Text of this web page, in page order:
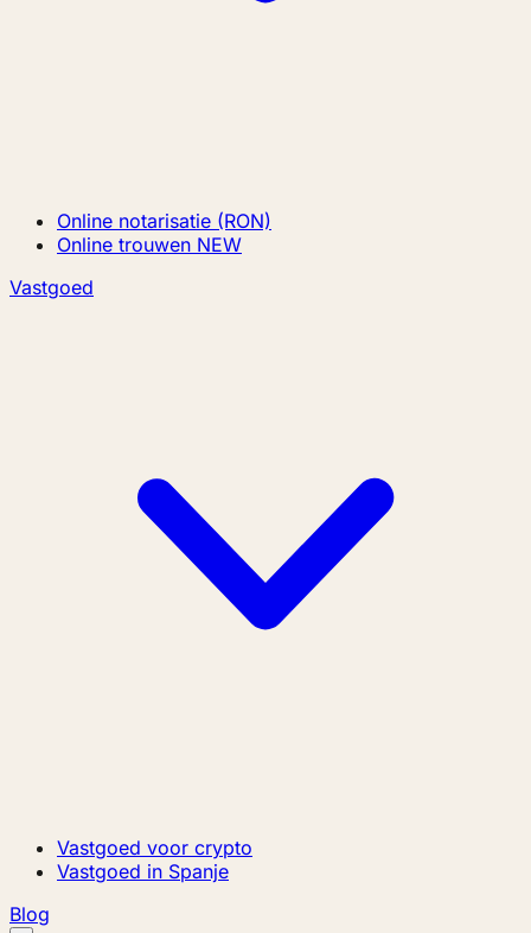
Online notarisatie (RON)
Online trouwen NEW
Vastgoed
Vastgoed voor crypto
Vastgoed in Spanje
Blog